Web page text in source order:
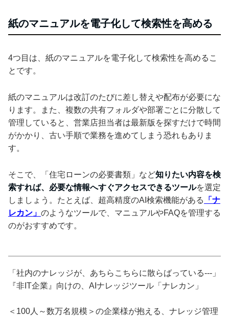
紙のマニュアルを電子化して検索性を高める
4つ目は、紙のマニュアルを電子化して検索性を高めるこ
とです。
紙のマニュアルは改訂のたびに差し替えや配布が必要にな
ります。また、複数の共有フォルダや部署ごとに分散して
管理していると、営業店担当者は最新版を探すだけで時間
がかかり、古い手順で業務を進めてしまう恐れもありま
す。
そこで、「住宅ローンの必要書類」など知りたい内容を検
索すれば、必要な情報へすぐアクセスできるツールを選定
しましょう。たとえば、超高精度のAI検索機能がある
「ナ
レカン」 のようなツールで、マニュアルやFAQを管理する
のがおすすめです。
「社内のナレッジが、あちらこちらに散らばっている---」
『非IT企業』向けの、AIナレッジツール「ナレカン」
＜100人～数万名規模＞の企業様が抱える、ナレッジ管理